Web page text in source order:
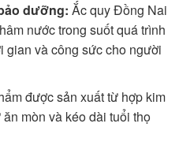
dưỡng: Ắc quy Đồng Nai
nước trong suốt quá trình
gian và công sức cho người
được sản xuất từ hợp kim
mòn và kéo dài tuổi thọ